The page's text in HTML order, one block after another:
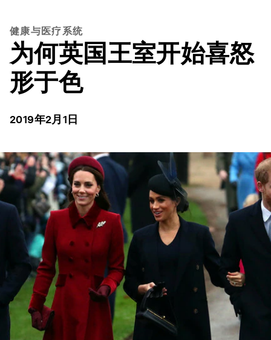
健康与医疗系统
为何英国王室开始喜怒
形于色
2019年2月1日